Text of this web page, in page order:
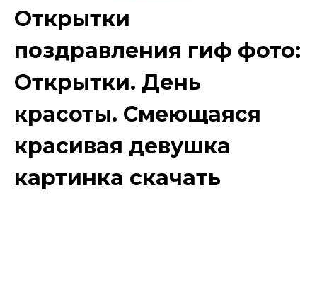
Открытки
поздравления гиф фото:
Открытки. День
красоты. Смеющаяся
красивая девушка
картинка скачать